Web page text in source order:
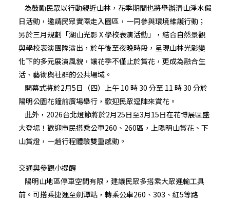
為鼓勵民眾以行動親近山林，花季期間也將舉辦清山淨水假
日活動，邀請民眾實際走入園區，一同參與環境維護行動；
另於三月規劃「湖山光影 X 學校表演活動」，結合自然景觀
與學校表演團隊演出，於午後至夜晚時段，呈現山林光影變
化下的多元展演風貌，讓花季不僅止於賞花，更成為融合生
活、藝術與社群的公共場域。
開幕式將於2月5日（四）上午 10 時 30 分至 11 時 30 分於
陽明公園花鐘前廣場舉行，歡迎民眾逗陣來賞花。
此外，2026台北燈節將於2月25日至3月15日在花博展區盛
大登場！歡迎市民搭乘公車260、260區，上陽明山賞花、下
山賞燈，一趟行程體驗雙重感動。
交通與參觀小提醒
陽明山地區停車空間有限，建議民眾多搭乘大眾運輸工具
前。可搭乘捷運至劍潭站，轉乘公車260、303、紅5等路